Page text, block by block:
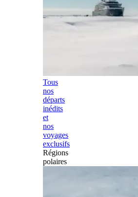
Tous
nos
départs
inédits
et
nos
voyages
exclusifs
Régions
polaires